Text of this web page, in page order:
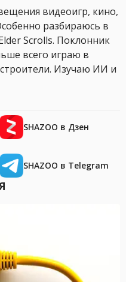
видеоигр, кино,
разбираюсь в
Scrolls. Поклонник
всего играю в
Изучаю ИИ и
SHAZOO в Дзен
SHAZOO в Telegram